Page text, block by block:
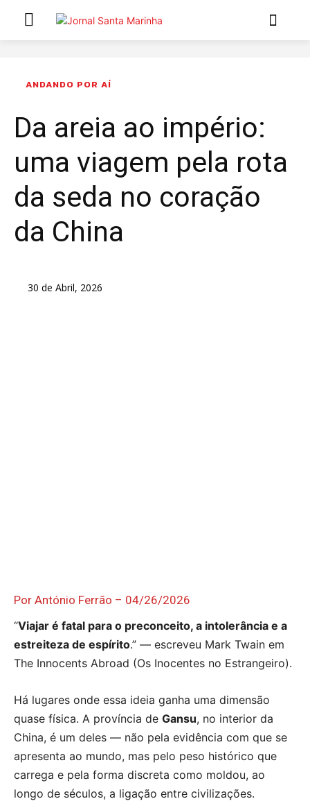
ÚLTIMAS NOTÍCIAS
ARTIGOS DE OPINIÃO
Secções
MARCHAS POPULARES DE SÃO JOÃO 2026
NATAL NAS FREGUESIAS
ATUALIDADE
POLÍTICA
CULTURA E LAZER
Onde comprar o Jornal
Publicidade
Voz da Solidariedade
Seia em Números
AUTÁRQUICAS 2025 em Seia
Contactos
ANDANDO POR AÍ
Da areia ao império:
uma viagem pela rota
da seda no coração
da China
30 de Abril, 2026
Por António Ferrão – 04/26/2026
“Viajar é fatal para o preconceito, a intolerância e a
estreiteza de espírito.” — escreveu Mark Twain em
The Innocents Abroad (Os Inocentes no Estrangeiro).
Há lugares onde essa ideia ganha uma dimensão
quase física. A província de Gansu, no interior da
China, é um deles — não pela evidência com que se
apresenta ao mundo, mas pelo peso histórico que
carrega e pela forma discreta como moldou, ao
longo de séculos, a ligação entre civilizações.